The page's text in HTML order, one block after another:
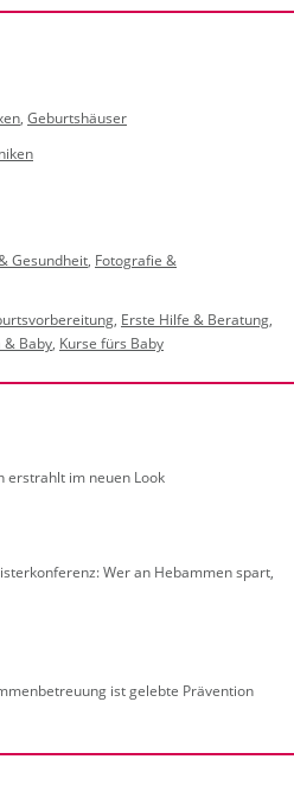
, Geburtshäuser
Gesundheit, Fotografie &
, Erste Hilfe & Beratung,
Baby, Kurse fürs Baby
er­strahlt im neuen Look
Wer an Heb­am­men spart,
ist ge­leb­te Prä­ven­ti­on